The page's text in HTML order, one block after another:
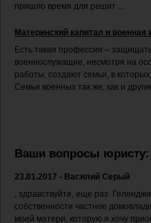
пришло время для решит ...
Материнский капитал и военная
Есть такая профессия –
военнослужащие, несмотря на
работы, создают семьи, в
Семьи военных так же, как и
Ваши вопросы юристу:
23.01.2017 - Василий Серый
, здравствуйте, еще раз.
собственности частное
моей матери, которую я хочу